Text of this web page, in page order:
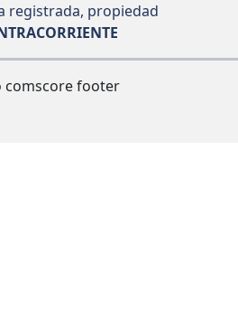
registrada, propiedad